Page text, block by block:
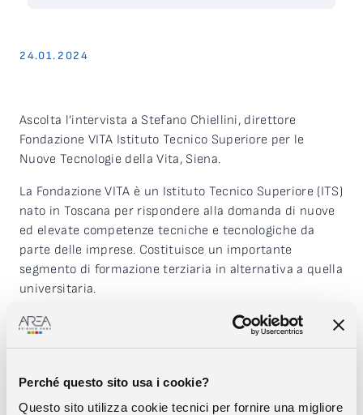
Perché questo sito usa i cookie?
Questo sito utilizza cookie tecnici per fornire una migliore
24.01.2024
Ascolta l’intervista a Stefano Chiellini, direttore
Fondazione VITA Istituto Tecnico Superiore per le
Nuove Tecnologie della Vita, Siena.
La Fondazione VITA è un Istituto Tecnico Superiore (ITS)
nato in Toscana per rispondere alla domanda di nuove
ed elevate competenze tecniche e tecnologiche da
parte delle imprese. Costituisce un importante
segmento di formazione terziaria in alternativa a quella
universitaria.
Maggiori info: